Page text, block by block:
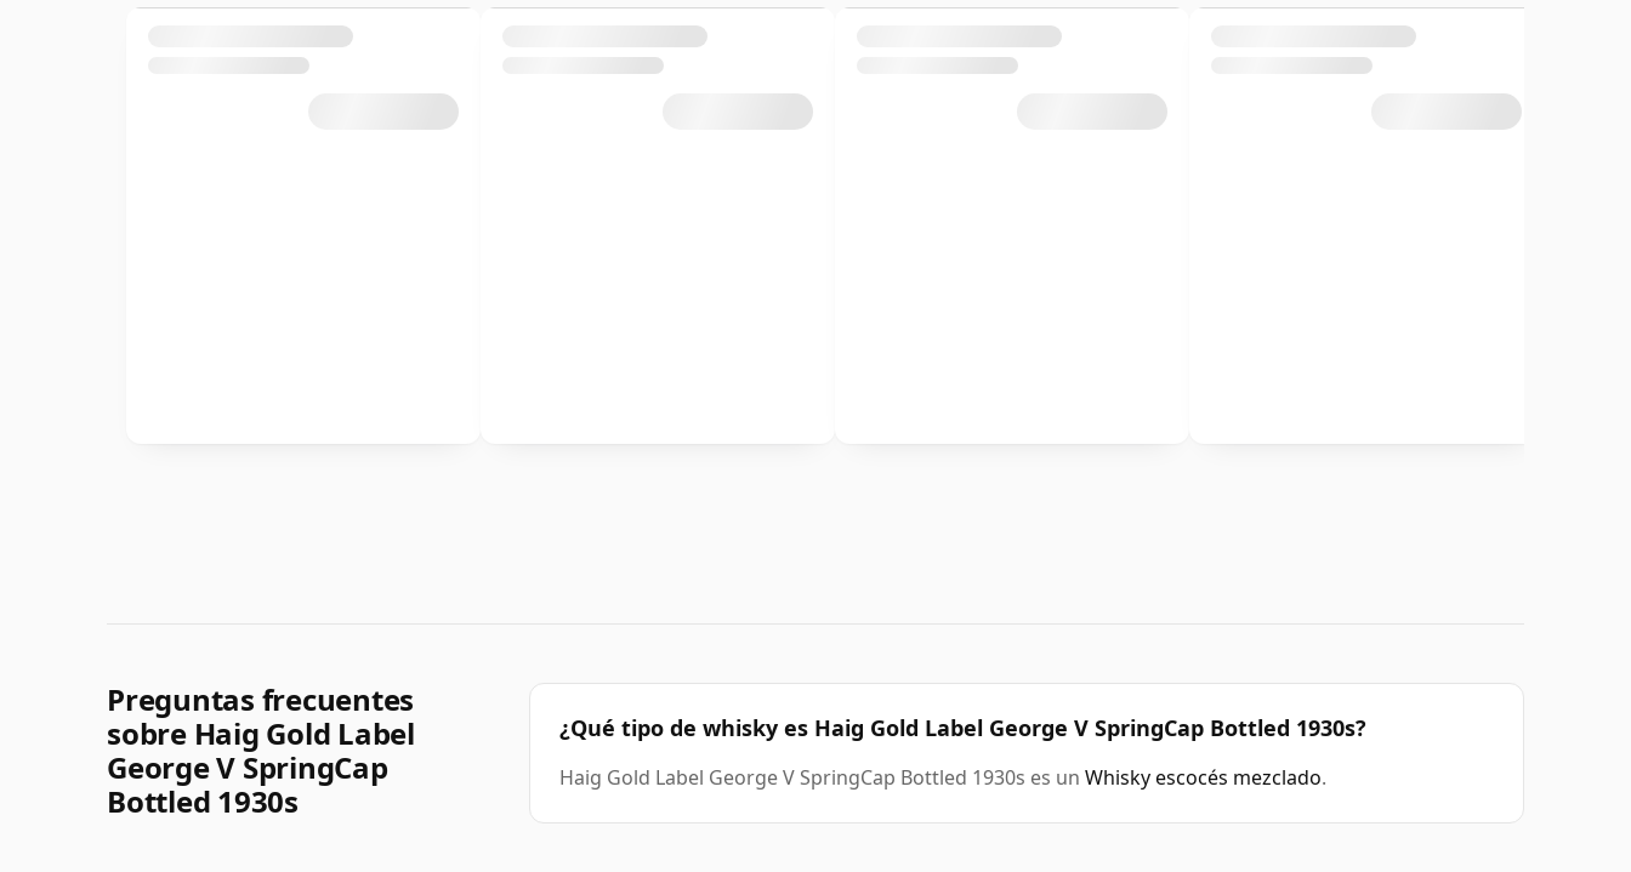
Preguntas frecuentes
sobre Haig Gold Label
George V SpringCap
Bottled 1930s
¿Qué tipo de whisky es Haig Gold Label George V SpringCap Bottled 1930s?
Haig Gold Label George V SpringCap Bottled 1930s es un Whisky escocés mezclado.